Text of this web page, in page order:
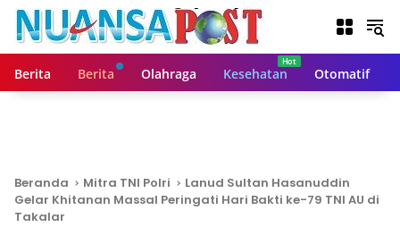
Berita Berita Olahraga Kesehatan Otomatif
Beranda Mitra TNI Polri
Lanud Sultan Hasanuddin
Gelar Khitanan Massal Peringati Hari Bakti ke-79 TNI AU di
Takalar